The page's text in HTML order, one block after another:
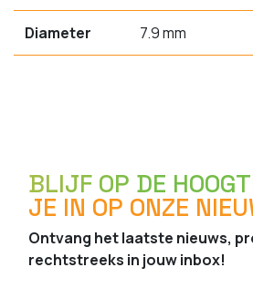
Diameter 7.9 mm
BLIJF OP DE
JE IN OP ONZE
Ontvang het laatste nieuws,
rechtstreeks in jouw inbox!